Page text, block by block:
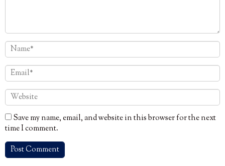
Save my name, email, and website in this browser for the next
time I comment.